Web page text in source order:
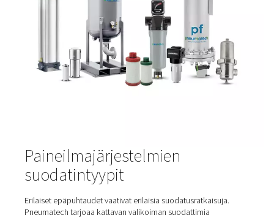
Epäpuhtauksia voi päästä tai muodostua
Imupuolella- Ympäristön saasteet, kuten pöly,
pakokaasut ja kosteus
Kompressorin sisällä- öljyaerosolit,
Siksi suodatusta tarvitaan useissa vaiheissa – ei vain
kompressorin ulostulossa.